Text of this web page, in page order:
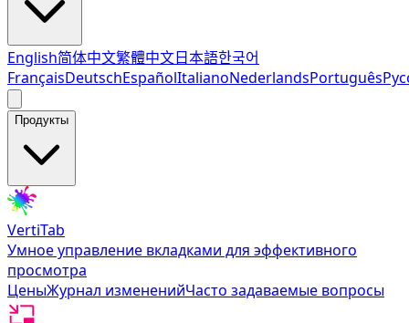
English简体中文繁體中文日本語한국어
FrançaisDeutschEspañolItalianoNederlandsPortuguês
Продукты
VertiTab
Умное управление вкладками для эффективного
просмотра
ЦеныЖурнал измененийЧасто задаваемые вопросы